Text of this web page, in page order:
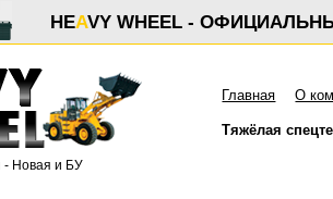
HEAVY WHEEL -
- Новая и БУ
Главная О
Тяжёлая